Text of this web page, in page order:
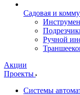
Садовая и
Ручной
Акции
Проекты
Системы